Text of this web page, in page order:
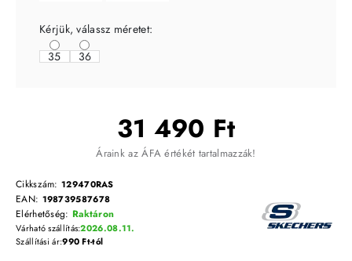
31 490 Ft
Áraink az ÁFA értékét tartalmazzák!
Cikkszám: 129470RAS
EAN: 198739587678
Elérhetőség: Raktáron
Várható szállítás:2026.08.11.
Szállítási ár:990 Ft-tól
Kérjük, válassz méretet:
35
36